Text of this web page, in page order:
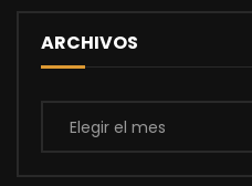
ARCHIVOS
Archivos